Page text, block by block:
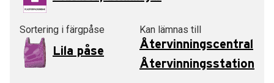
Sortering i färgpåse
Lila påse
Kan lämnas till
Återvinningscentral
Återvinningsstation